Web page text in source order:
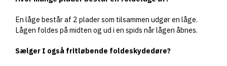
En låge består af 2 plader som tilsammen udgør en låge.
Lågen foldes på midten og ud i en spids når lågen åbnes.
Sælger I også fritløbende foldeskydedøre?